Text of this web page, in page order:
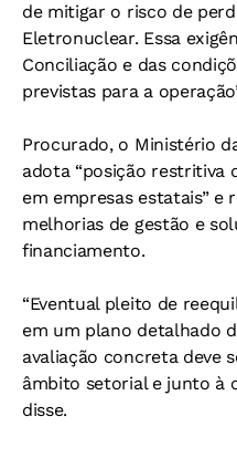
de mitigar o risco de
Eletronuclear. Essa
Conciliação e das
previstas para a
Procurado, o Ministério
adota “posição restritiva
em empresas estatais” e
melhorias de gestão e
financiamento.
“Eventual pleito de
em um plano detalhado
avaliação concreta deve
âmbito setorial e junto à
disse.